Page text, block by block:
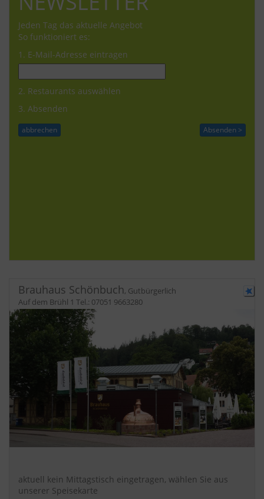
Jeden Tag das aktuelle Angebot
So funktioniert es:
1. E-Mail-Adresse eintragen
2. Restaurants auswählen
3. Absenden
Brauhaus Schönbuch, Gutbürgerlich
Auf dem Brühl 1 Tel.: 07051 9663280
aktuell kein Mittagstisch eingetragen, wählen Sie aus
unserer Speisekarte